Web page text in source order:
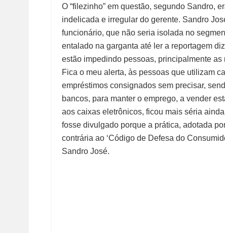
O “filezinho” em questão, segundo Sandro,
indelicada e irregular do gerente. Sandro
funcionário, que não seria isolada no
entalado na garganta até ler a reportagem
estão impedindo pessoas, principalmente
Fica o meu alerta, às pessoas que utilizam
empréstimos consignados sem precisar,
bancos, para manter o emprego, a vender
aos caixas eletrônicos, ficou mais séria
fosse divulgado porque a prática, adotada
contrária ao ‘Código de Defesa do
Sandro José.